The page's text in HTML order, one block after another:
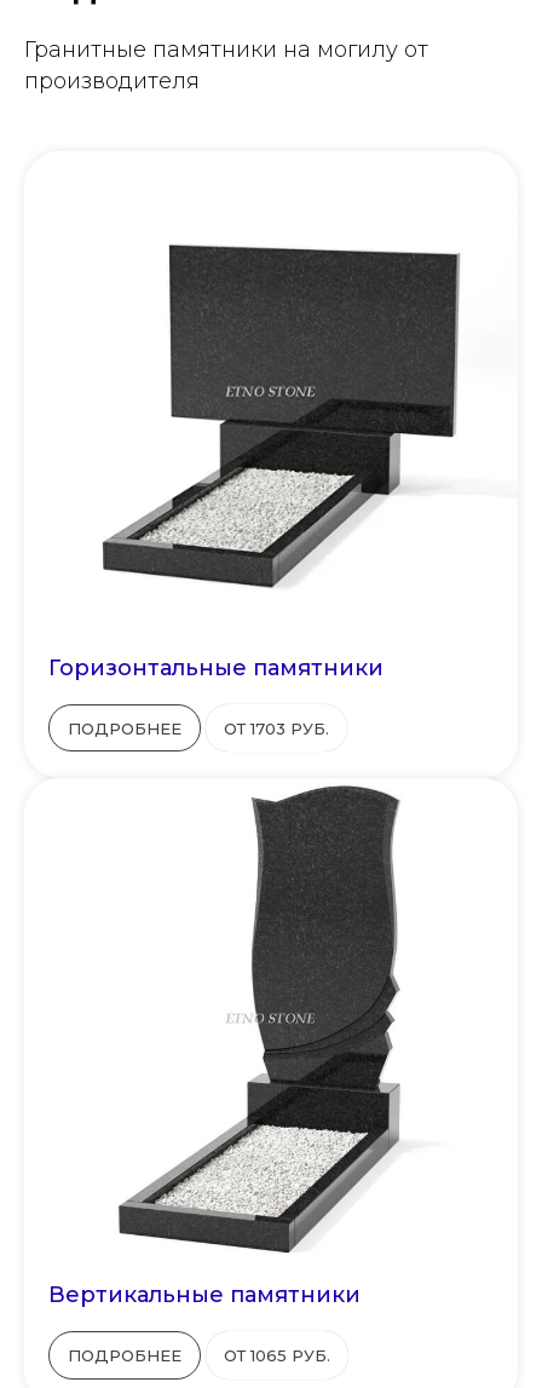
Гранитные памятники на могилу от
производителя
Горизонтальные памятники
ПОДРОБНЕЕ ОТ 1703 РУБ.
Вертикальные памятники
ПОДРОБНЕЕ ОТ 1065 РУБ.